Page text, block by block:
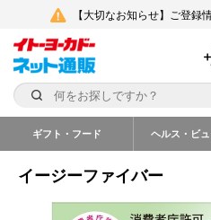
【大切なお知らせ】ご登録
ギフト・フード ヘルス・ビ
イージーファイバー